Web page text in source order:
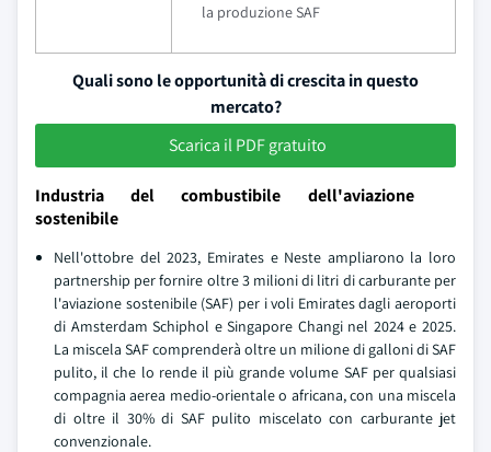
la produzione SAF
Quali sono le opportunità di crescita in questo
mercato?
Scarica il PDF gratuito
Industria del combustibile dell'aviazione
sostenibile
Nell'ottobre del 2023, Emirates e Neste ampliarono la loro
partnership per fornire oltre 3 milioni di litri di carburante per
l'aviazione sostenibile (SAF) per i voli Emirates dagli aeroporti
di Amsterdam Schiphol e Singapore Changi nel 2024 e 2025.
La miscela SAF comprenderà oltre un milione di galloni di SAF
pulito, il che lo rende il più grande volume SAF per qualsiasi
compagnia aerea medio-orientale o africana, con una miscela
di oltre il 30% di SAF pulito miscelato con carburante jet
convenzionale.